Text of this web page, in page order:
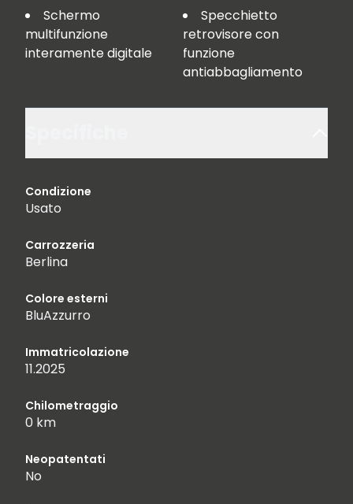
Schermo
multifunzione
interamente digitale
Specchietto
retrovisore con
funzione
antiabbagliamento
Condizione
Usato
Carrozzeria
Berlina
Colore esterni
BluAzzurro
Immatricolazione
11.2025
Chilometraggio
0 km
Neopatentati
No